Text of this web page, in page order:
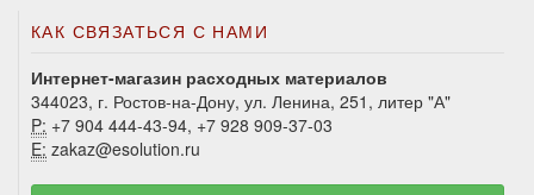
КАК СВЯЗАТЬСЯ С НАМИ
Интернет-магазин расходных материалов
344023, г. Ростов-на-Дону, ул. Ленина, 251, литер "А"
P: +7 904 444-43-94, +7 928 909-37-03
E: zakaz@esolution.ru